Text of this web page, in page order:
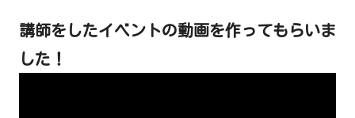
講師をしたイベントの動画を作ってもらいま
した！